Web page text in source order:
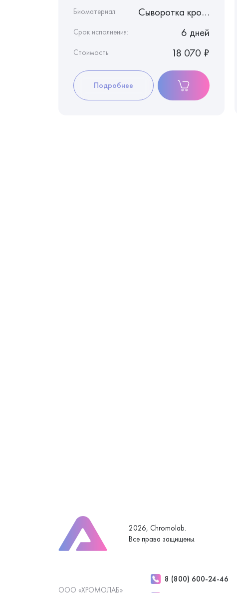
Биоматериал: Сыворотка крови
Срок исполнения: 6 дней
Стоимость 18 070 ₽
Подробнее
2026, Chromolab.
Все права защищены.
ООО «ХРОМОЛАБ»
8 (800) 600-24-46